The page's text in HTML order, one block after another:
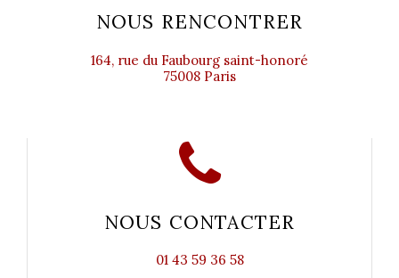
NOUS RENCONTRER
164, rue du Faubourg saint-honoré
75008 Paris
NOUS CONTACTER
01 43 59 36 58